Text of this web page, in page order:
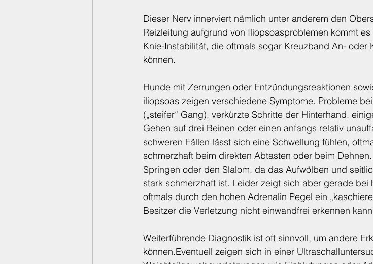
Dieser Nerv innerviert nämlich unter anderem den
Reizleitung aufgrund von Iliopsoasproblemen kommt
Knie-Instabilität, die oftmals sogar Kreuzband An- oder
können.
Hunde mit Zerrungen oder Entzündungsreaktionen
iliopsoas zeigen verschiedene Symptome. Probleme
(„steifer“ Gang), verkürzte Schritte der Hinterhand,
Gehen auf drei Beinen oder einen anfangs relativ
schweren Fällen lässt sich eine Schwellung fühlen,
schmerzhaft beim direkten Abtasten oder beim
Springen oder den Slalom, da das Aufwölben und
stark schmerzhaft ist. Leider zeigt sich aber gerade
oftmals durch den hohen Adrenalin Pegel ein
Besitzer die Verletzung nicht einwandfrei erkennen
Weiterführende Diagnostik ist oft sinnvoll, um andere
können.Eventuell zeigen sich in einer